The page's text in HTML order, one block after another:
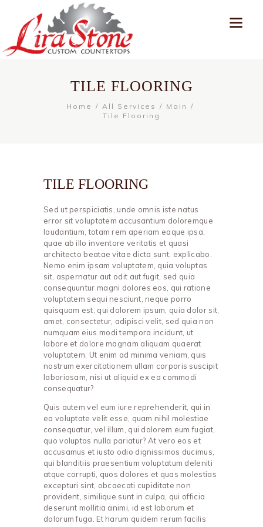
TILE FLOORING
Home All Services
Main
Tile Flooring
TILE FLOORING
Sed ut perspiciatis, unde omnis iste natus
error sit voluptatem accusantium doloremque
laudantium, totam rem aperiam eaque ipsa,
quae ab illo inventore veritatis et quasi
architecto beatae vitae dicta sunt, explicabo.
Nemo enim ipsam voluptatem, quia voluptas
sit, aspernatur aut odit aut fugit, sed quia
consequuntur magni dolores eos, qui ratione
voluptatem sequi nesciunt, neque porro
quisquam est, qui dolorem ipsum, quia dolor sit,
amet, consectetur, adipisci velit, sed quia non
numquam eius modi tempora incidunt, ut
labore et dolore magnam aliquam quaerat
voluptatem. Ut enim ad minima veniam, quis
nostrum exercitationem ullam corporis suscipit
laboriosam, nisi ut aliquid ex ea commodi
consequatur?
Quis autem vel eum iure reprehenderit, qui in
ea voluptate velit esse, quam nihil molestiae
consequatur, vel illum, qui dolorem eum fugiat,
quo voluptas nulla pariatur? At vero eos et
accusamus et iusto odio dignissimos ducimus,
qui blanditiis praesentium voluptatum deleniti
atque corrupti, quos dolores et quas molestias
excepturi sint, obcaecati cupiditate non
provident, similique sunt in culpa, qui officia
deserunt mollitia animi, id est laborum et
dolorum fuga. Et harum quidem rerum facilis